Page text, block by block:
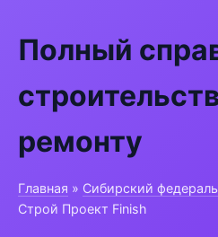
Полный
ремонту
Главная » Сибирский
Строй Проект Finish